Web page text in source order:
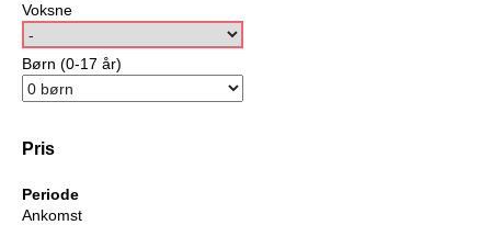
Voksne
Børn (0-17 år)
Pris
Periode
Ankomst